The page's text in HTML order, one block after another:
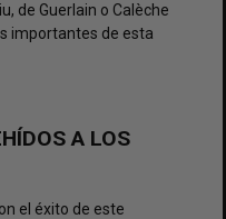
de Guerlain o Calèche
importantes de esta
A LOS
el éxito de este